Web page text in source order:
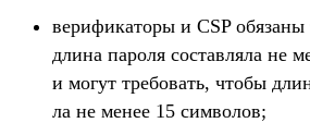
ве­рифи­като­ры и CSP обя­заны
дли­на пароля сос­тавля­ла не
и могут тре­бовать, что­бы
ла не менее 15 сим­волов;